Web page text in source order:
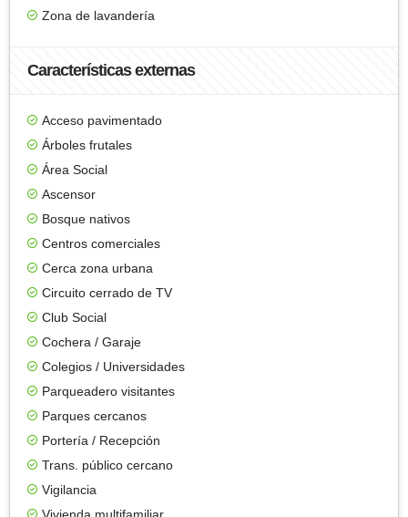
Zona de lavandería
Características externas
Acceso pavimentado
Árboles frutales
Área Social
Ascensor
Bosque nativos
Centros comerciales
Cerca zona urbana
Circuito cerrado de TV
Club Social
Cochera / Garaje
Colegios / Universidades
Parqueadero visitantes
Parques cercanos
Portería / Recepción
Trans. público cercano
Vigilancia
Vivienda multifamiliar